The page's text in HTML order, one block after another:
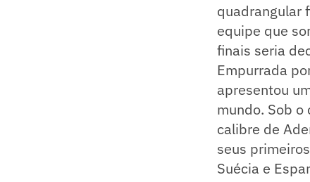
quadrangular
equipe que
finais seria
Empurrada
apresentou
mundo. Sob
calibre de
seus
Suécia e